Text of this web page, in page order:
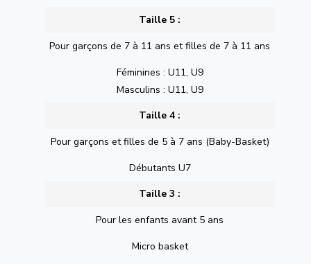
Taille 5 :
Pour garçons de 7 à 11 ans et filles de 7 à 11 ans
Féminines : U11, U9
Masculins : U11, U9
Taille 4 :
Pour garçons et filles de 5 à 7 ans (Baby-Basket)
Débutants U7
Taille 3 :
Pour les enfants avant 5 ans
Micro basket